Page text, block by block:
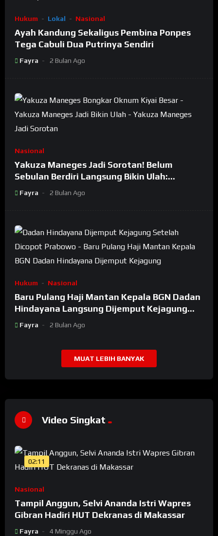
Hukum Lokal Nasional
Ayah Kandung Sekaligus Pembina Ponpes
Tega Cabuli Dua Putrinya Sendiri
Fayra 2 Bulan Ago
Nasional
Yakuza Maneges Jadi Sorotan! Belum
Sebulan Berdiri Langsung Bikin Ulah:
Bongkar Oknum Kiyai Besar
Fayra 2 Bulan Ago
Hukum Nasional
Baru Pulang Haji Mantan Kepala BGN Dadan
Hindayana Langsung Dijemput Kejagung
Setelah Dicopot Prabowo
Fayra 2 Bulan Ago
MUAT LEBIH BANYAK
Video Singkat
02:11
Nasional
Tampil Anggun, Selvi Ananda Istri Wapres
Gibran Hadiri HUT Dekranas di Makassar
Fayra 4 Minggu Ago